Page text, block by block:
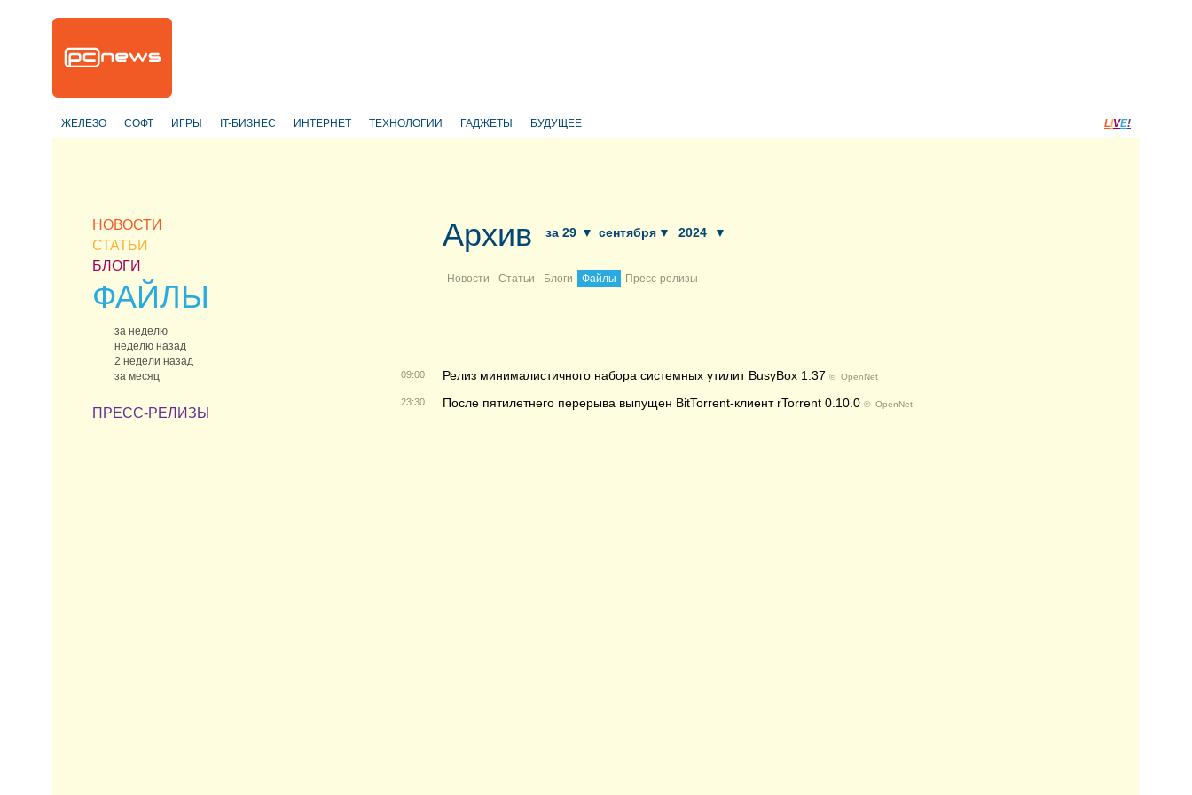
ЖЕЛЕЗО СОФТ ИГРЫ IT-БИЗНЕС ИНТЕРНЕТ ТЕХНОЛОГИИ ГАДЖЕТЫ БУДУЩЕЕ LIVE!
НОВОСТИ
СТАТЬИ
БЛОГИ
ФАЙЛЫ
за неделю
неделю назад
2 недели назад
за месяц
ПРЕСС-РЕЛИЗЫ
Архив за 29 ▼ сентября ▼ 2024 ▼
Новости Статьи Блоги Файлы Пресс-релизы
09:00 Релиз минималистичного набора системных утилит BusyBox 1.37 © OpenNet
23:30 После пятилетнего перерыва выпущен BitTorrent-клиент rTorrent 0.10.0 © OpenNet